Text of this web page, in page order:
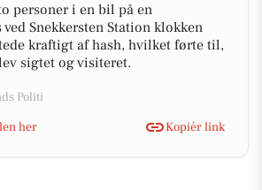
personer i en bil på en
Snekkersten Station klokken
kraftigt af hash, hvilket førte til,
sigtet og visiteret.
Politi
her
Kopiér link